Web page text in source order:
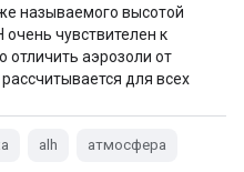
называемого высотой
чувствителен к
отличить аэрозоли от
для всех
alh атмосфера